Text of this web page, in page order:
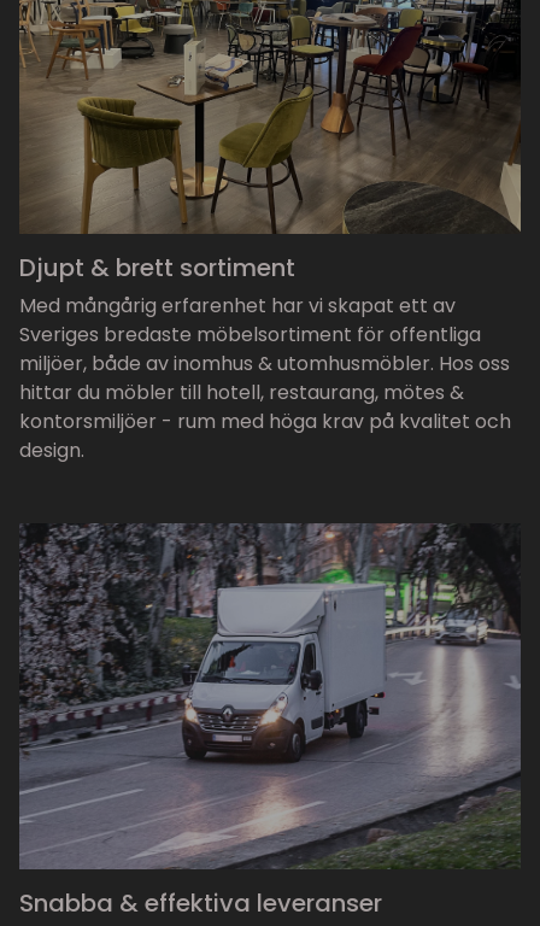
Djupt & brett sortiment
Med mångårig erfarenhet har vi skapat ett av
Sveriges bredaste möbelsortiment för offentliga
miljöer, både av inomhus & utomhusmöbler. Hos oss
hittar du möbler till hotell, restaurang, mötes &
kontorsmiljöer - rum med höga krav på kvalitet och
design.
Snabba & effektiva leveranser